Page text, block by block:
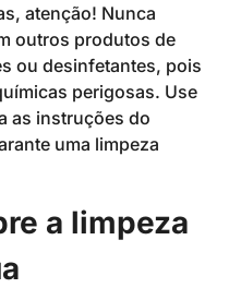
atenção! Nunca
outros produtos de
ou desinfetantes, pois
perigosas. Use
as instruções do
uma limpeza
a limpeza